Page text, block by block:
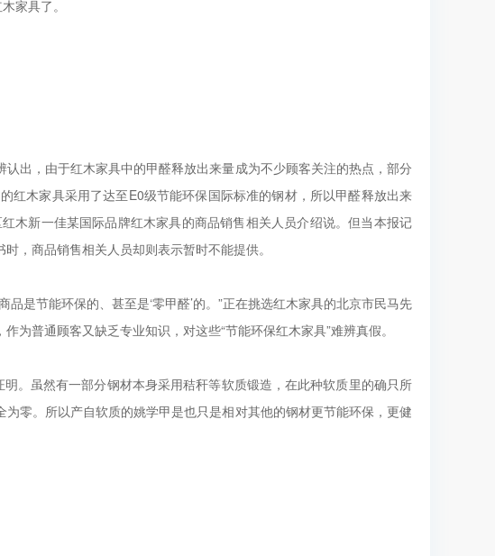
家具了。
出，由于红木家具中的甲醛释放出来量成为不少顾客关注的热点，部分
红木家具采用了达至E0级节能环保国际标准的钢材，所以甲醛释放出来
木新一佳某国际品牌红木家具的商品销售相关人员介绍说。但当本报记
，商品销售相关人员却则表示暂时不能提供。
是节能环保的、甚至是‘零甲醛’的。”正在挑选红木家具的北京市民马先
为普通顾客又缺乏专业知识，对这些“节能环保红木家具”难辨真假。
。虽然有一部分钢材本身采用秸秆等软质锻造，在此种软质里的确只所
零。所以产自软质的姚学甲是也只是相对其他的钢材更节能环保，更健